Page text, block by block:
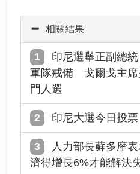
相關結果
印尼選舉正副總
軍隊戒備 戈爾戈主席
門人選
印尼大選今日投票
人力部長蘇多摩
濟得增長6%才能解決